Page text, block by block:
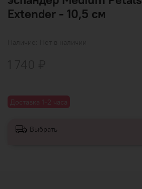
Доставка 1-2 часа
Extender - 10,5 см
Выбрать